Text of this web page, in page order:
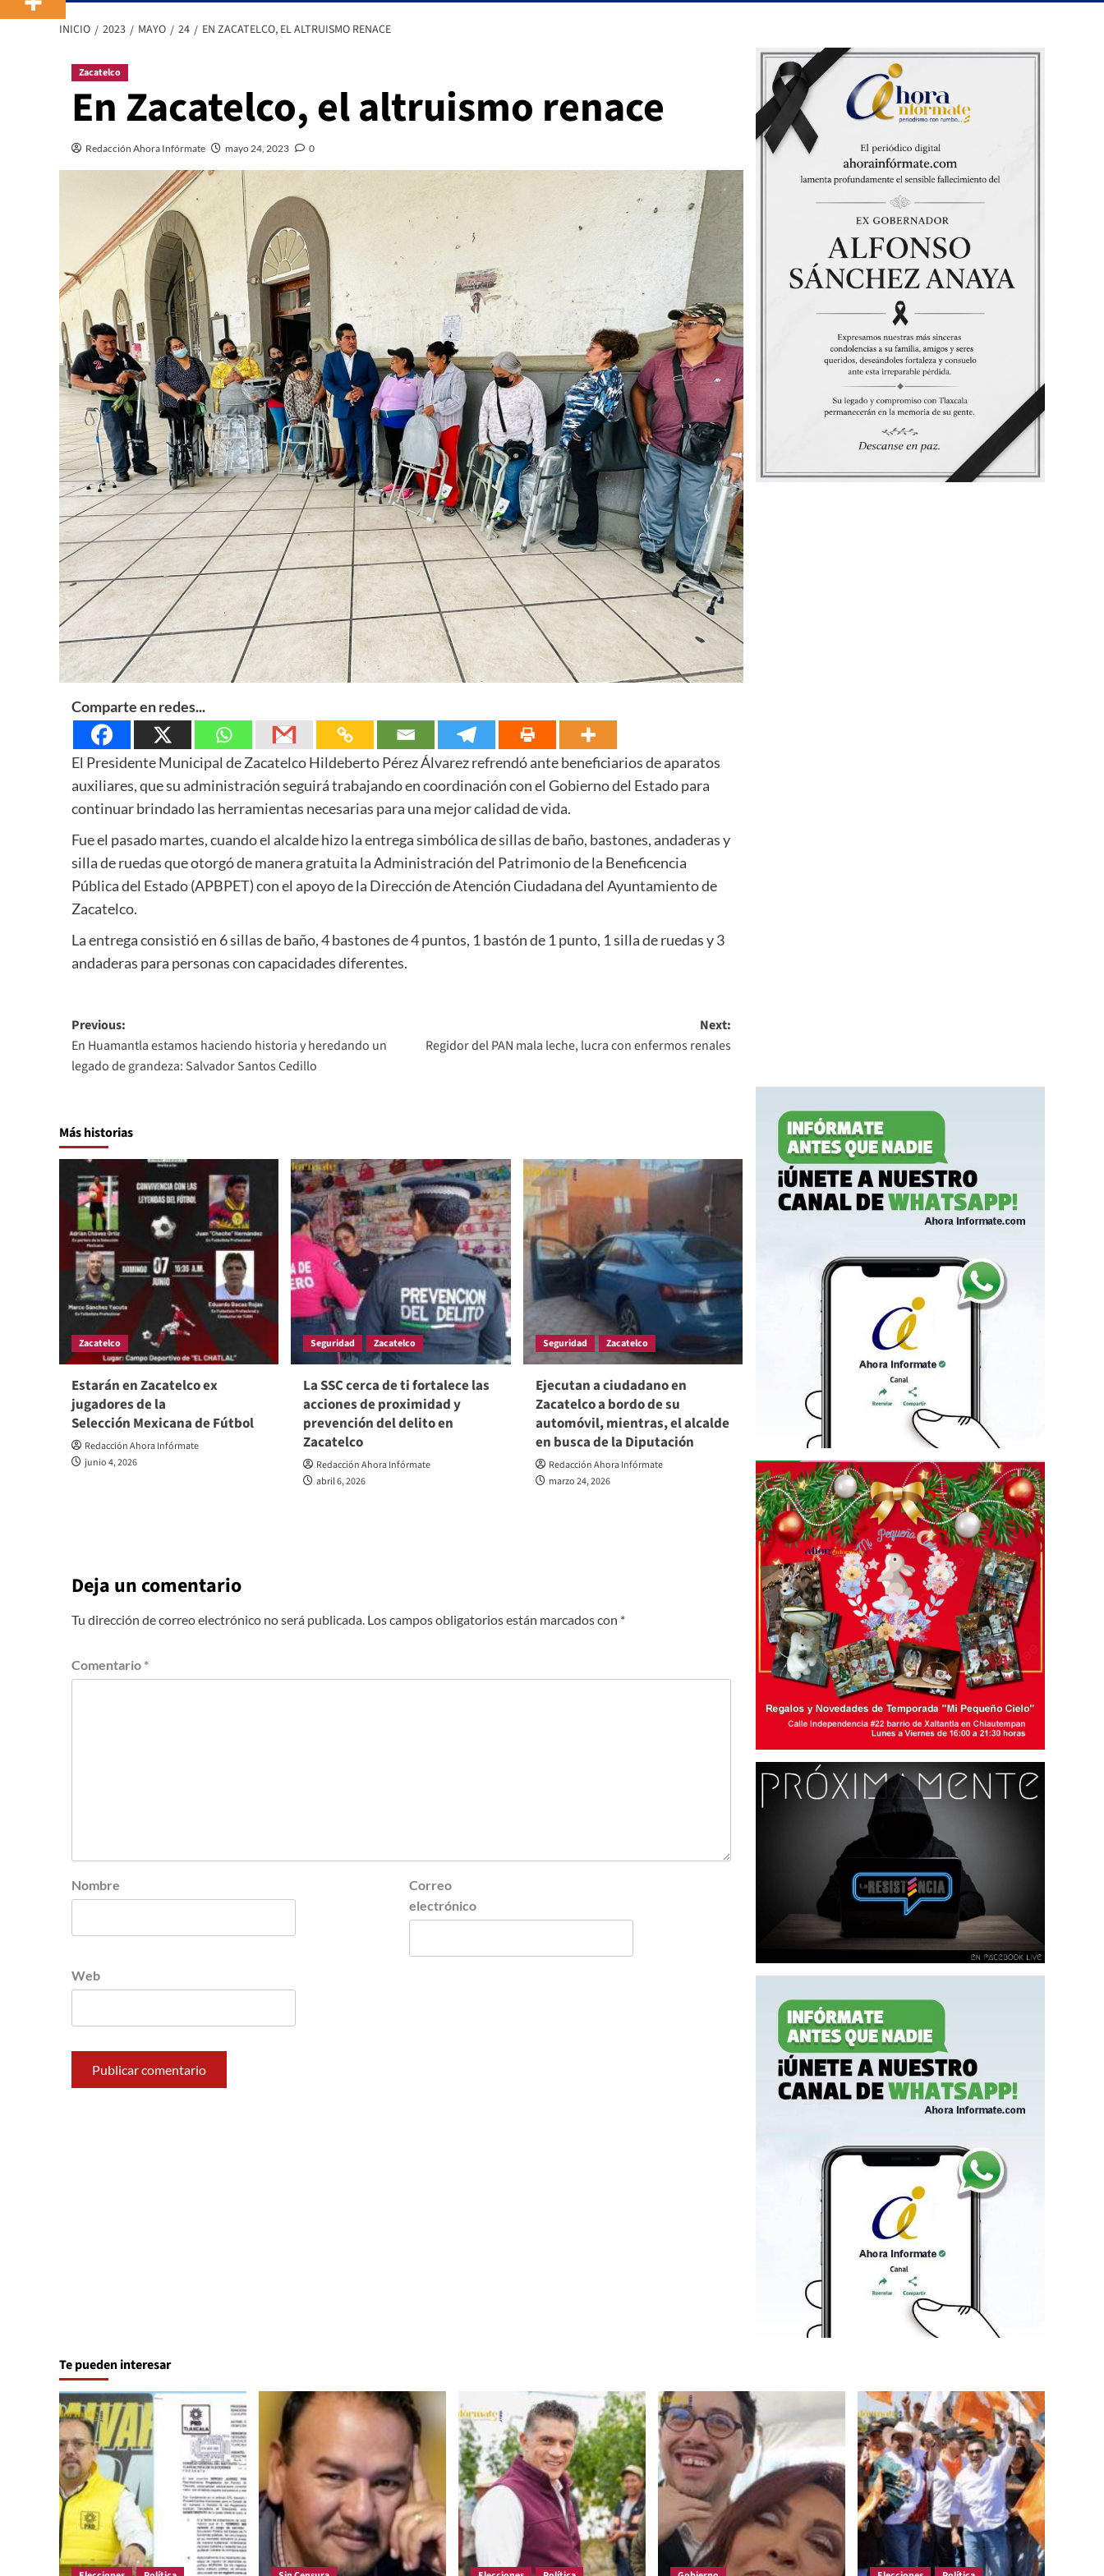
INICIO 2023 MAYO 24 EN ZACATELCO, EL ALTRUISMO RENACE
Zacatelco
En Zacatelco, el altruismo renace
Redacción Ahora Infórmate mayo 24, 2023 0
Comparte en redes...
El Presidente Municipal de Zacatelco Hildeberto Pérez Álvarez refrendó ante beneficiarios de aparatos
auxiliares, que su administración seguirá trabajando en coordinación con el Gobierno del Estado para
continuar brindado las herramientas necesarias para una mejor calidad de vida.
Fue el pasado martes, cuando el alcalde hizo la entrega simbólica de sillas de baño, bastones, andaderas y
silla de ruedas que otorgó de manera gratuita la Administración del Patrimonio de la Beneficencia
Pública del Estado (APBPET) con el apoyo de la Dirección de Atención Ciudadana del Ayuntamiento de
Zacatelco.
La entrega consistió en 6 sillas de baño, 4 bastones de 4 puntos, 1 bastón de 1 punto, 1 silla de ruedas y 3
andaderas para personas con capacidades diferentes.
Post
navigation
Previous:
En Huamantla estamos haciendo historia y heredando un
legado de grandeza: Salvador Santos Cedillo
Next:
Regidor del PAN mala leche, lucra con enfermos renales
Más historias
Zacatelco
Estarán en Zacatelco ex
jugadores de la
Selección Mexicana de Fútbol
Redacción Ahora Infórmate
junio 4, 2026
Seguridad Zacatelco
La SSC cerca de ti fortalece las
acciones de proximidad y
prevención del delito en
Zacatelco
Redacción Ahora Infórmate
abril 6, 2026
Seguridad Zacatelco
Ejecutan a ciudadano en
Zacatelco a bordo de su
automóvil, mientras, el alcalde
en busca de la Diputación
Redacción Ahora Infórmate
marzo 24, 2026
Deja un comentario
Tu dirección de correo electrónico no será publicada. Los campos obligatorios están marcados con *
Comentario *
Nombre
Correo
electrónico
Web
Te pueden interesar